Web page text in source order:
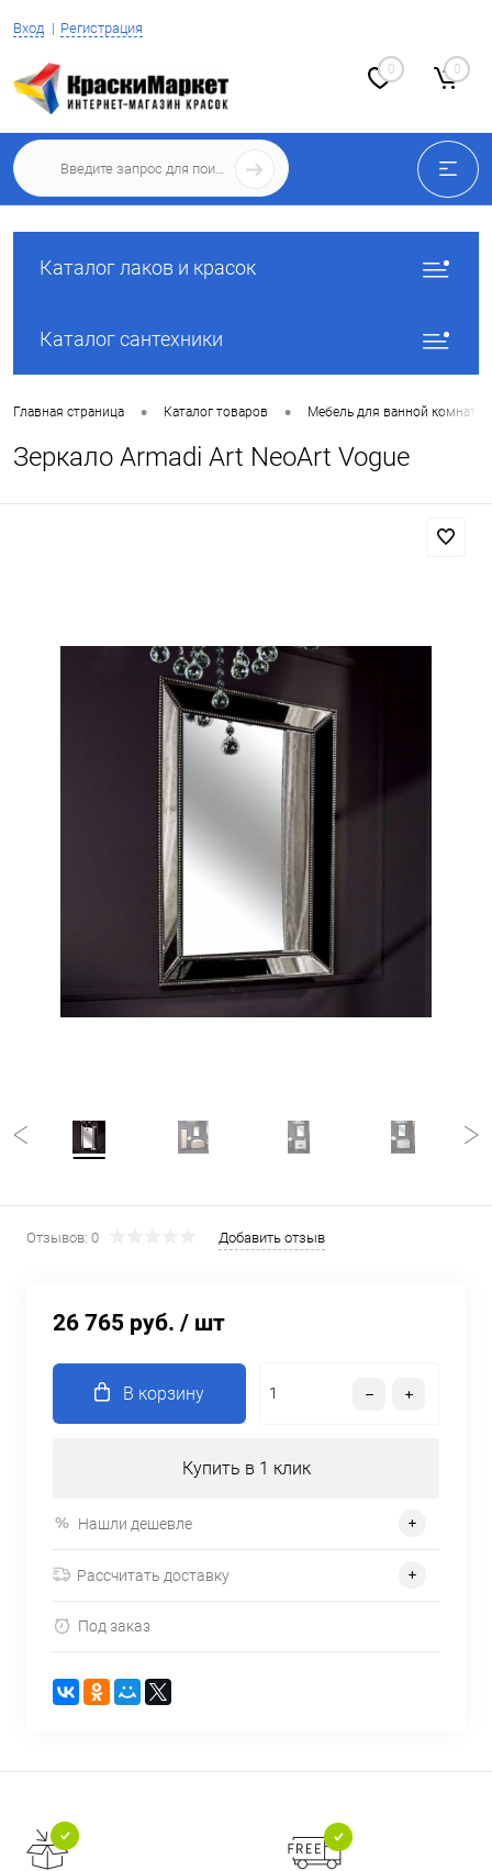
Вход Регистрация
0 0
Каталог лаков и красок
Каталог сантехники
Главная страница • Каталог товаров • Мебель для ванной комнаты
Зеркало Armadi Art NeoArt Vogue
Отзывов: 0 Добавить отзыв
26 765 руб. / шт
В корзину
Купить в 1 клик
Нашли дешевле
Рассчитать доставку
Под заказ